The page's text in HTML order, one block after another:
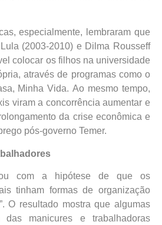
especialmente, lembraram que
(2003-2010) e Dilma Rousseff
colocar os filhos na universidade
através de programas como o
Minha Vida. Ao mesmo tempo,
viram a concorrência aumentar e
da crise econômica e
pós-governo Temer.
com a hipótese de que os
tinham formas de organização
O resultado mostra que algumas
manicures e trabalhadoras